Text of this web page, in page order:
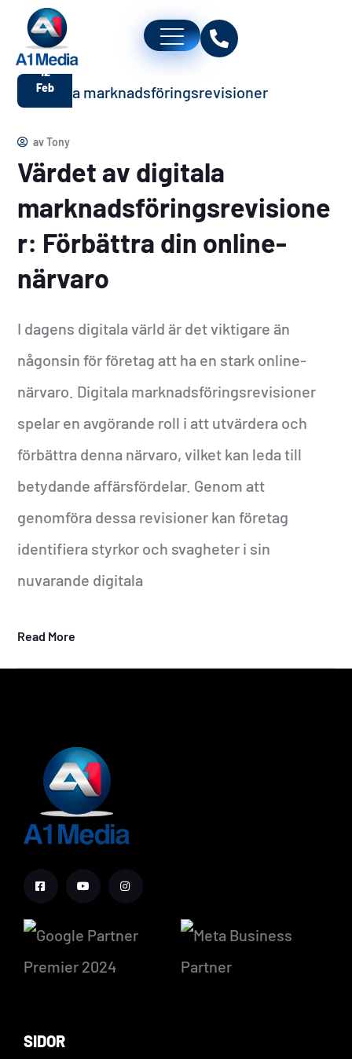
12
Feb
avTony
Värdet av digitala
marknadsföringsrevisione
r: Förbättra din online-
närvaro
I dagens digitala värld är det viktigare än
någonsin för företag att ha en stark online-
närvaro. Digitala marknadsföringsrevisioner
spelar en avgörande roll i att utvärdera och
förbättra denna närvaro, vilket kan leda till
betydande affärsfördelar. Genom att
genomföra dessa revisioner kan företag
identifiera styrkor och svagheter i sin
nuvarande digitala
Read More
SIDOR